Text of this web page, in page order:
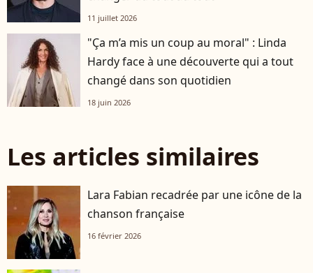
11 juillet 2026
"Ça m’a mis un coup au moral" : Linda
Hardy face à une découverte qui a tout
changé dans son quotidien
18 juin 2026
Les articles similaires
Lara Fabian recadrée par une icône de la
chanson française
16 février 2026